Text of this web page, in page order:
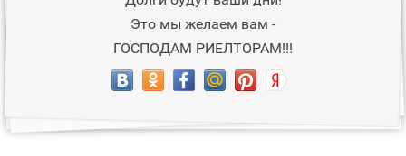
Это мы желаем вам -
ГОСПОДАМ РИЕЛТОРАМ!!!